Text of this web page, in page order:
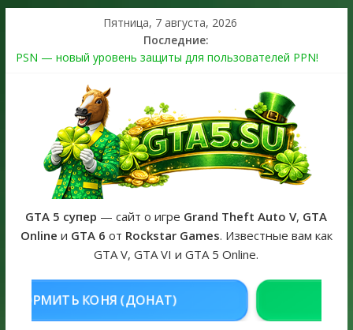
Пятница, 7 августа, 2026
Последние:
PSN — новый уровень защиты для пользователей PPN!
The Kortz Center Heist выйдет в GTA Online уже 14 июля
Регистрация в Rockstar Games Social Club ошибка #1.500.7:
как зарегистрировать аккаунт и войти без проблем в 2026
Получайте особые награды в GTA Online по программе
Fine Art Collector
GTA 6 официальная обложка игры и Предзаказ Grand Theft
Auto VI
GTA 5 супер — сайт о игре Grand Theft Auto V, GTA
Online и GTA 6 от Rockstar Games. Известные вам как
GTA V, GTA VI и GTA 5 Online.
(ДОНАТ)